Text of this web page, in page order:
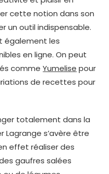
cette notion dans son
un outil indispensable.
également les
en ligne. On peut
commeYumelise pour
de recettes pour
totalement dans la
Lagrange s’avère être
effet réaliser des
gaufres salées